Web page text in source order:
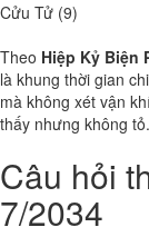
Cửu Tử (9)
Theo Hiệp Kỷ Biện
là khung thời gian
mà không xét vận
thấy nhưng không
Câu hỏi
7/2034